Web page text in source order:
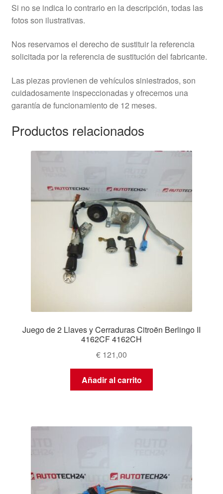
Si no se indica lo contrario en la descripción, todas las
fotos son ilustrativas.
Nos reservamos el derecho de sustituir la referencia
solicitada por la referencia de sustitución del fabricante.
Las piezas provienen de vehículos siniestrados, son
cuidadosamente inspeccionadas y ofrecemos una
garantía de funcionamiento de 12 meses.
Productos relacionados
Juego de 2 Llaves y Cerraduras Citroën Berlingo II
4162CF 4162CH
€ 121,00
Añadir al carrito